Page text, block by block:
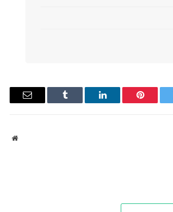
بينتيريستلينكدإن Tumblr
البريد
موقع